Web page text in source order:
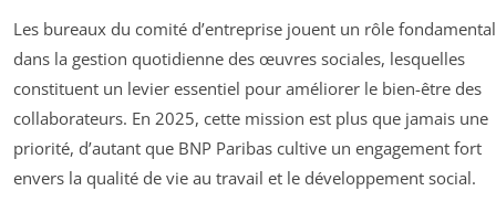
Les bureaux du comité d’entreprise jouent un rôle fondamental
dans la gestion quotidienne des œuvres sociales, lesquelles
constituent un levier essentiel pour améliorer le bien-être des
collaborateurs. En 2025, cette mission est plus que jamais une
priorité, d’autant que BNP Paribas cultive un engagement fort
envers la qualité de vie au travail et le développement social.